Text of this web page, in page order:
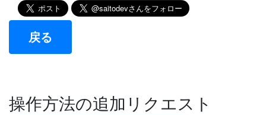
戻る
操作方法の追加リクエスト